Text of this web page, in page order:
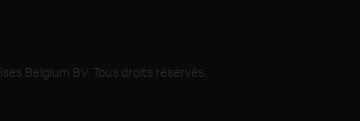
Belgium BV. Tous droits réservés.